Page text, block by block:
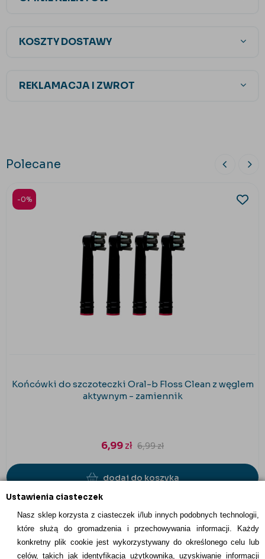
Ustawienia ciasteczek
Nasz sklep korzysta z ciasteczek i/lub innych podobnych technologii,
które służą do gromadzenia i przechowywania informacji. Każdy
konkretny plik cookie jest wykorzystywany do określonego celu lub
celów, takich jak identyfikacja użytkownika, uzyskiwanie informacji
KOSZTY DOSTAWY
REKLAMACJA I ZWROT
Polecane
-0%
Końcówki do szczoteczki Oral-b Floss Clean z węglem
aktywnym - zamiennik
6,99zł 6,99zł
dodaj do koszyka
INFORMACJE KONTAKTOWE